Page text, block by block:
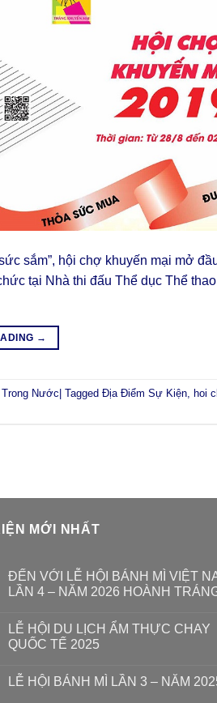
sắm”, hội chợ khuyến mại mở
tại Nhà thi đấu Thể dục Thể
→
Trong Nước Tagged Địa Điểm Sự Kiện hoi
MỚI NHẤT
ĐẾN VỚI LỄ HỘI BÁNH MÌ VIỆT
LẦN 4 – NĂM 2026 HOÀNH
LỄ HỘI DU LỊCH ẨM THỰC CHAY
QUỐC TẾ 2025
LỄ HỘI BÁNH MÌ LẦN 3 – NĂM